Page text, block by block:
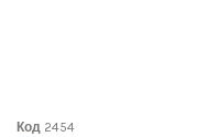
Код 2454